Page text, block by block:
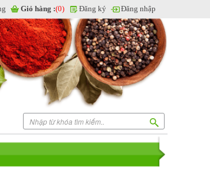
Giỏ hàng :(0) Đăng ký Đăng nhập